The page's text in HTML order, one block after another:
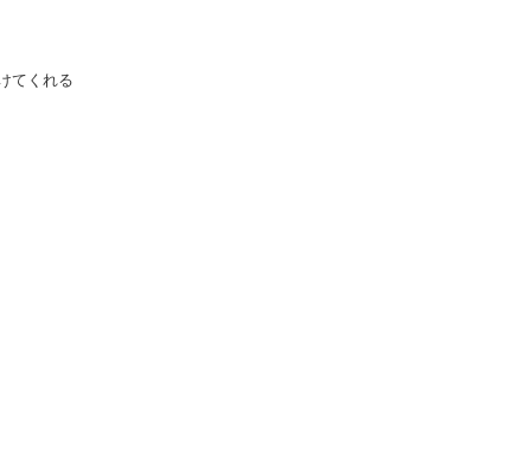
てくれる